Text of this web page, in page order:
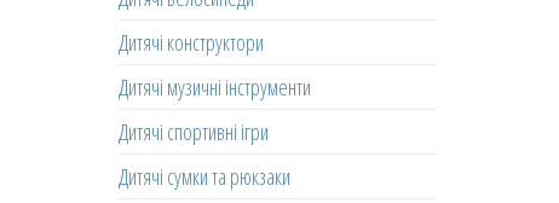
Дитячі конструктори
Дитячі музичні інструменти
Дитячі спортивні ігри
Дитячі сумки та рюкзаки